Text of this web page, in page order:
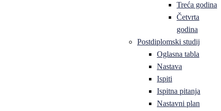
Treća godina
Četvrta
godina
Postdiplomski studij
Oglasna tabla
Nastava
Ispiti
Ispitna pitanja
Nastavni plan